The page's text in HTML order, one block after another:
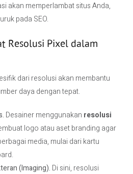
akan memperlambat situs Anda,
pada SEO.
Resolusi Pixel dalam
dari resolusi akan membantu
daya dengan tepat.
Desainer menggunakan resolusi
logo atau aset branding agar
media, mulai dari kartu
(Imaging). Di sini, resolusi